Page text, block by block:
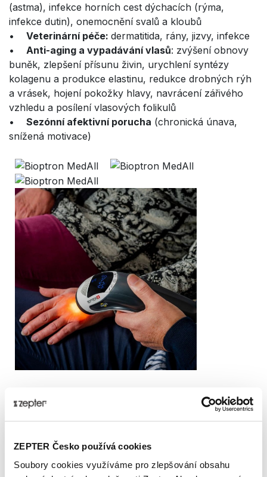
ZEPTER Česko používá cookies
Soubory cookies využíváme pro zlepšování obsahu
(astma), infekce horních cest dýchacích (rýma,
infekce dutin), onemocnění svalů a kloubů
​​• Veterinární péče: dermatitida, rány, jizvy, infekce
​​• Anti-aging a vypadávání vlasů: zvýšení obnovy
buněk, zlepšení přísunu živin, urychlení syntézy
kolagenu a produkce elastinu, redukce drobných rýh
a vrásek, hojení pokožky hlavy, navrácení zářivého
vzhledu a posílení vlasových folikulů
• Sezónní afektivní porucha (chronická únava,
snížená motivace)
Světelná terapie Bioptron ve 4 krocích:
1. krok –Očistěteoblast, kterou chcete ošetřit, ideálně
2. krok – Paprsek světlazaměřte na příslušnou
oblastna těle v pravém úhlu (90°) a ze vzdálenosti 10